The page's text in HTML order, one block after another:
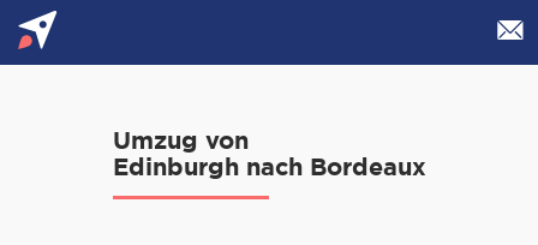
Umzug von
Edinburgh nach Bordeaux